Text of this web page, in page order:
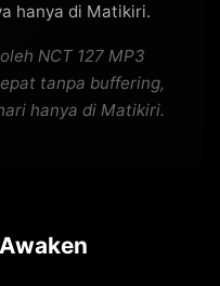
hanya di Matikiri.
NCT 127 MP3
tanpa buffering,
hanya di Matikiri.